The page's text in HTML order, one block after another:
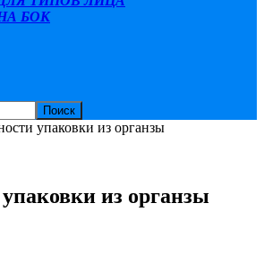
БОК
упаковки из органзы
из органзы